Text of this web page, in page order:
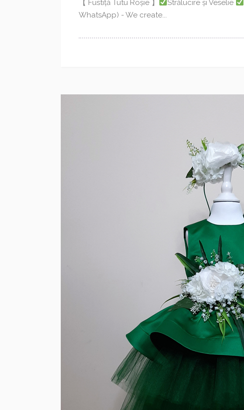
【 Fustiță Tutu Roșie 】 Strălucire și Veselie
WhatsApp) - We create...